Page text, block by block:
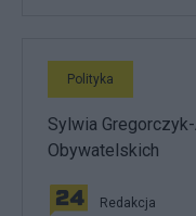
Polityka
Sylwia
Obywatelskich
Redakcja